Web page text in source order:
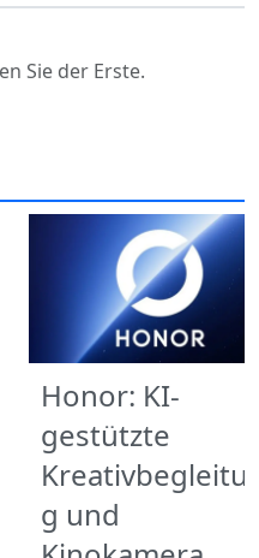
Sie der Erste.
Honor: KI-
gestützte
g und